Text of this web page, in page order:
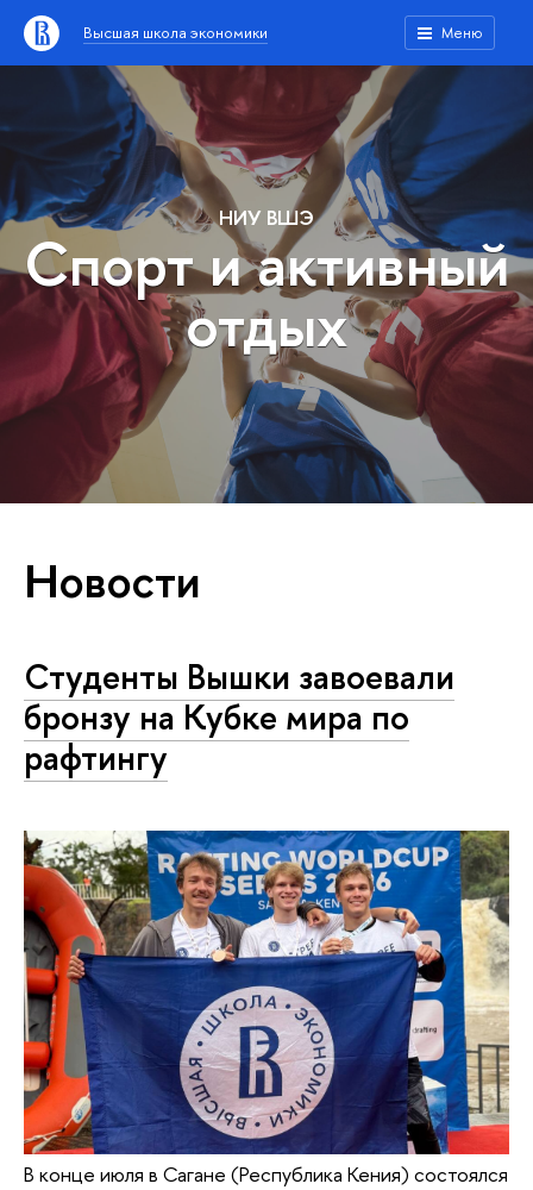
Высшая школа экономики Меню
НИУ ВШЭ
Спорт и активный
отдых
Новости
Студенты Вышки завоевали
бронзу на Кубке мира по
рафтингу
В конце июля в Сагане (Республика Кения) состоялся